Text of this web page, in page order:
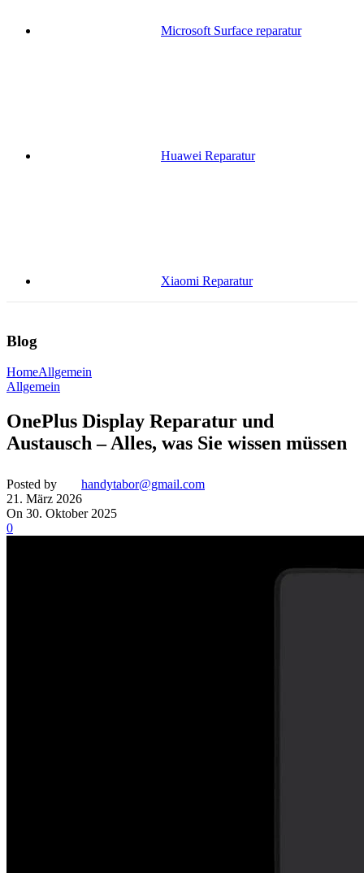
Microsoft Surface reparatur
Huawei Reparatur
Xiaomi Reparatur
Blog
HomeAllgemein
Allgemein
OnePlus Display Reparatur und
Austausch – Alles, was Sie wissen müssen
Posted by
handytabor@gmail.com
21. März 2026
On 30. Oktober 2025
0